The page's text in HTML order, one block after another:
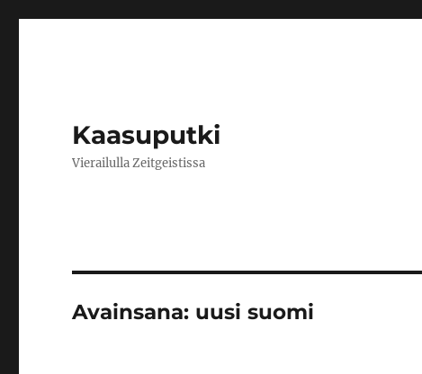
Kaasuputki
Vierailulla Zeitgeistissa
Avainsana: uusi suomi